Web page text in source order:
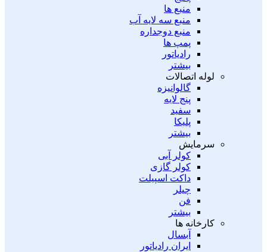
منبع ها
منبع سه لایه آب
منبع دوجداره
پمپ ها
رادیاتور
بیشتر
لوله اتصالات
گالوانیزه
پنج لایه
سفید
پلیکا
بیشتر
سرمایش
کولر آبی
کولر گازی
داکت اسپیلت
چیلر
فن
بیشتر
کارخانه ها
آبسال
ایران رادیاتور